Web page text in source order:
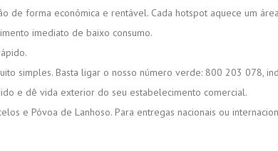
de forma económica e rentável. Cada hotspot aquece um
imediato de baixo consumo.
simples. Basta ligar o nosso número verde: 800 203 078,
e dê vida exterior do seu estabelecimento comercial.
e Póvoa de Lanhoso. Para entregas nacionais ou